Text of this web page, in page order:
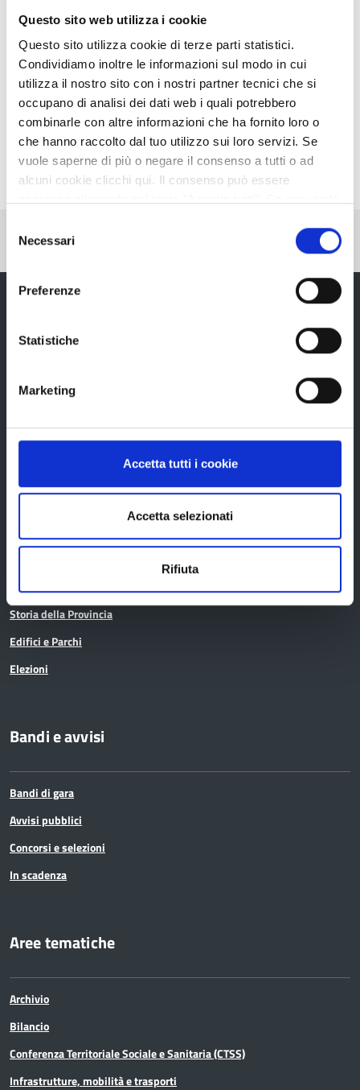
Questo sito web utilizza i cookie
Questo sito utilizza cookie di terze parti statistici.
Condividiamo inoltre le informazioni sul modo in cui
utilizza il nostro sito con i nostri partner tecnici che si
occupano di analisi dei dati web i quali potrebbero
combinarle con altre informazioni che ha fornito loro o
che hanno raccolto dal tuo utilizzo sui loro servizi. Se
vuole saperne di più o negare il consenso a tutti o ad
alcuni cookie clicchi qui. Il consenso può essere
tasto "Rifiuta".
delNecessari
Preferenze
Statistiche
Marketing
Accetta tutti i cookie
Accetta selezionati
Rifiuta
Persona referente
DONATELLA OLIVA
Responsabile Unità Operativa
Telefono:0522444149
E-mail: d.oliva@provincia.re.it
Pubblicato: 22 Giugno 2017
Ultima modifica: 29 Dicembre 2017
La Provincia
Uffici e orari
Storia della Provincia
Edifici e Parchi
Elezioni
Bandi e avvisi
Bandi di gara
Avvisi pubblici
Concorsi e selezioni
In scadenza
Aree tematiche
Archivio
Bilancio
Conferenza Territoriale Sociale e Sanitaria (CTSS)
Infrastrutture, mobilità e trasporti